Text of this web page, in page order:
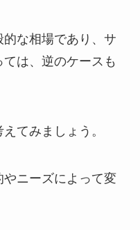
な相場であり、サ
は、逆のケースも
てみましょう。
ニーズによって変